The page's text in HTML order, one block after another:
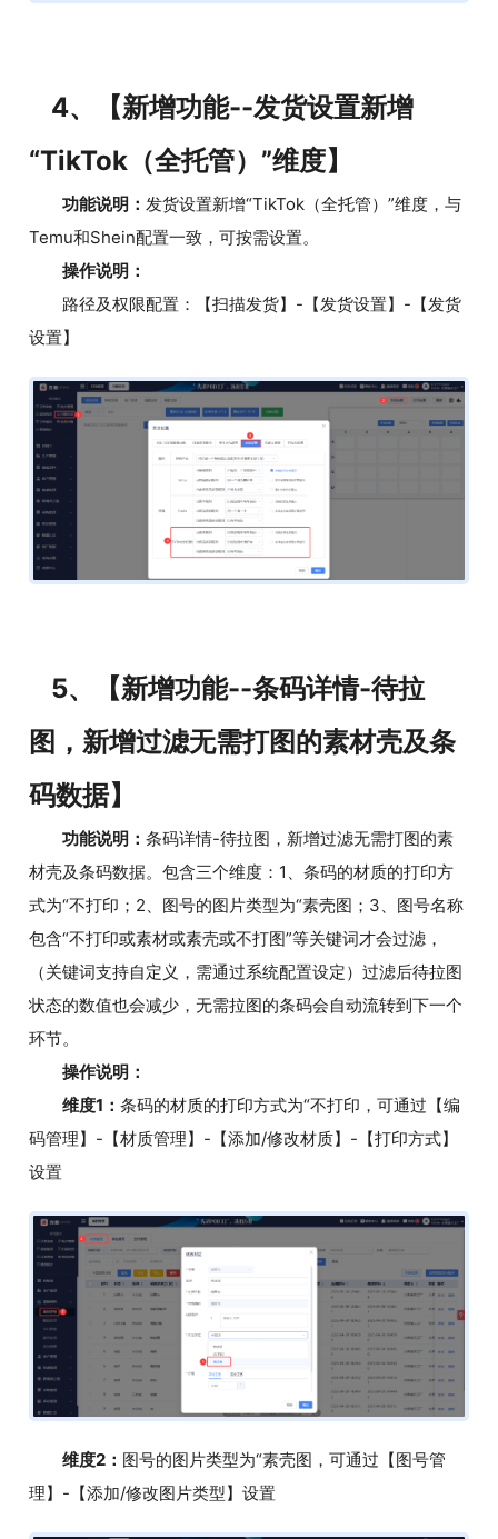
4、【新增功能--发货设置新增
“TikTok（全托管）”维度】
功能说明： 发货设置新增“TikTok（全托管）”维度，与
Temu和Shein配置一致，可按需设置。
操作说明：
路径及权限配置：【扫描发货】-【发货设置】-【发货
设置】
5、【新增功能--条码详情-待拉
图，新增过滤无需打图的素材壳及条
码数据】
功能说明： 条码详情-待拉图，新增过滤无需打图的素
材壳及条码数据。包含三个维度：1、条码的材质的打印方
式为“不打印；2、图号的图片类型为“素壳图；3、图号名称
包含“不打印或素材或素壳或不打图”等关键词才会过滤，
（关键词支持自定义，需通过系统配置设定）过滤后待拉图
状态的数值也会减少，无需拉图的条码会自动流转到下一个
环节。
操作说明：
维度1： 条码的材质的打印方式为“不打印，可通过【编
码管理】-【材质管理】-【添加/修改材质】-【打印方式】
设置
维度2： 图号的图片类型为“素壳图，可通过【图号管
理】-【添加/修改图片类型】设置